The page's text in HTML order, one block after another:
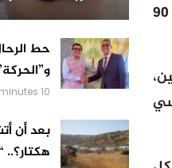
في جهة فاس-مكناس، الممثلة بـ37 نائبا في البرلمان، لا يوجد أي شاب دون 35 سنة. بل إن 90
حط
10 minutes منذ
هكتار؟..